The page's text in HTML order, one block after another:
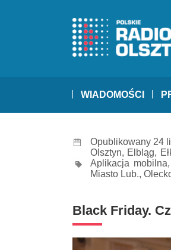
WIADOMOŚCI
Opublikowany 24
Olsztyn, Elbląg,
Aplikacja mobilna,
Miasto Lub.,
Black Friday.